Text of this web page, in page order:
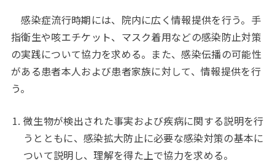
感染症流行時期には、院内に広く情報提供を行う。手
指衛生や咳エチケット、マスク着用などの感染防止対策
の実践について協力を求める。また、感染伝播の可能性
がある患者本人および患者家族に対して、情報提供を行
う。
微生物が検出された事実および疾病に関する説明を行
うとともに、感染拡大防止に必要な感染対策の基本に
ついて説明し、理解を得た上で協力を求める。